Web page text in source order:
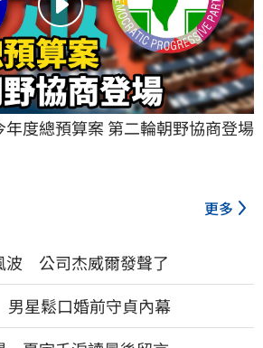
年度總預算案 第二輪朝野協商登場
更多
波 公司杰威爾發聲了
星鬆口婚前守貞內幕